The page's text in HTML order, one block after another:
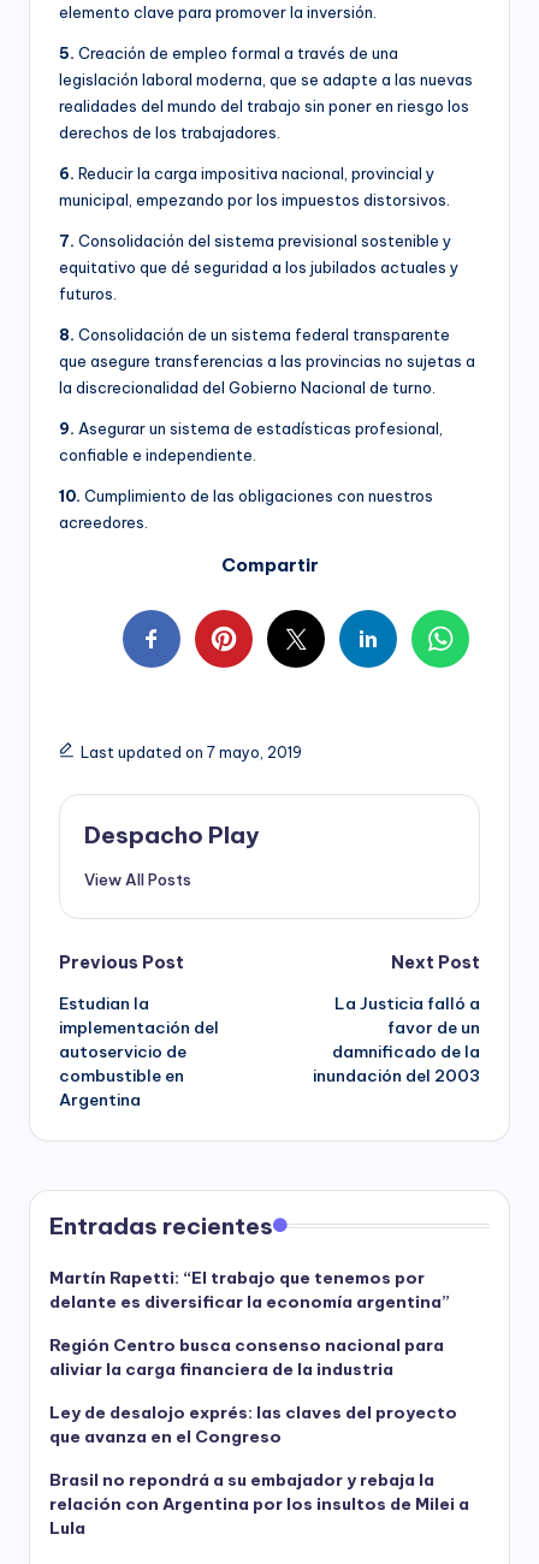
elemento clave para promover la inversión.
5. Creación de empleo formal a través de una
legislación laboral moderna, que se adapte a las nuevas
realidades del mundo del trabajo sin poner en riesgo los
derechos de los trabajadores.
6. Reducir la carga impositiva nacional, provincial y
municipal, empezando por los impuestos distorsivos.
7. Consolidación del sistema previsional sostenible y
equitativo que dé seguridad a los jubilados actuales y
futuros.
8. Consolidación de un sistema federal transparente
que asegure transferencias a las provincias no sujetas a
la discrecionalidad del Gobierno Nacional de turno.
9. Asegurar un sistema de estadísticas profesional,
confiable e independiente.
10. Cumplimiento de las obligaciones con nuestros
acreedores.
Compartir
Last updated on 7 mayo, 2019
Despacho Play
View All Posts
Post
navigation
Previous Post
Estudian la
implementación del
autoservicio de
combustible en
Argentina
Next Post
La Justicia falló a
favor de un
damnificado de la
inundación del 2003
Entradas recientes
Martín Rapetti: “El trabajo que tenemos por
delante es diversificar la economía argentina”
Región Centro busca consenso nacional para
aliviar la carga financiera de la industria
Ley de desalojo exprés: las claves del proyecto
que avanza en el Congreso
Brasil no repondrá a su embajador y rebaja la
relación con Argentina por los insultos de Milei a
Lula